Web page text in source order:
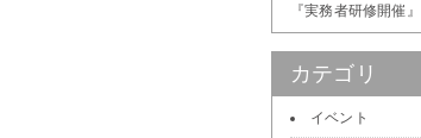
『実務者研修開催』
カテゴリ
イベント